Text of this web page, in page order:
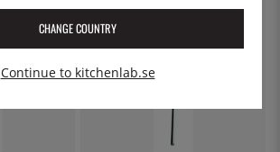
CHANGE COUNTRY
Continue to kitchenlab.se